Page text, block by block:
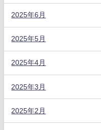
2025年6月
2025年5月
2025年4月
2025年3月
2025年2月